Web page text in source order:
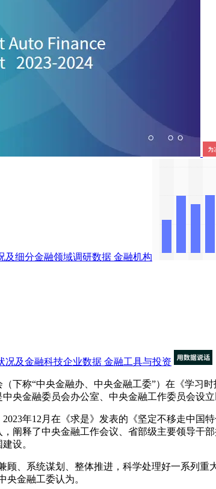
及细分金融领域调研数据 金融机构
况及金融科技企业数据 金融工具与投资
称“中央金融办、中央金融工委”）在《学习
央金融委员会办公室、中央金融工作委员会设立
年12月在《求是》发表的《坚定不移走中国
阐释了中央金融工作会议、省部级主要领导干
设。
、系统谋划、整体推进，科学处理好一系列重
央金融工委认为。